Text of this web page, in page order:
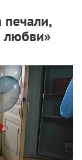
любви»